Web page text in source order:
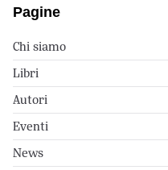
Pagine
Chi siamo
Libri
Autori
Eventi
News